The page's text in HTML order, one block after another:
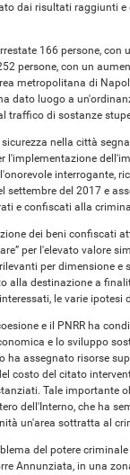
dai risultati raggiunti
166 persone,
persone, con un
metropolitana di
dato luogo a
traffico di sostanze
nella città
l'implementazione
interrogante,
del 2017 e
e confiscati alla
dei beni confiscati
per l'elevato valore
per dimensione e
alla destinazione a
le varie ipotesi
e il PNRR ha
e lo sviluppo
ha assegnato risorse
costo del citato
Tale importante
dell'Interno, che ha
un'area sottratta al
del potere
Annunziata, in una